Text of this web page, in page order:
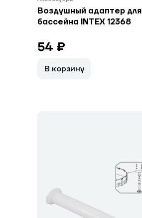
Воздушный адаптер для
бассейна INTEX 12368
54 ₽
В корзину